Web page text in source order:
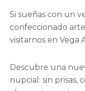
Si sueñas con un
confeccionado
visitarnos en Vega
Descubre una
nupcial: sin prisas,